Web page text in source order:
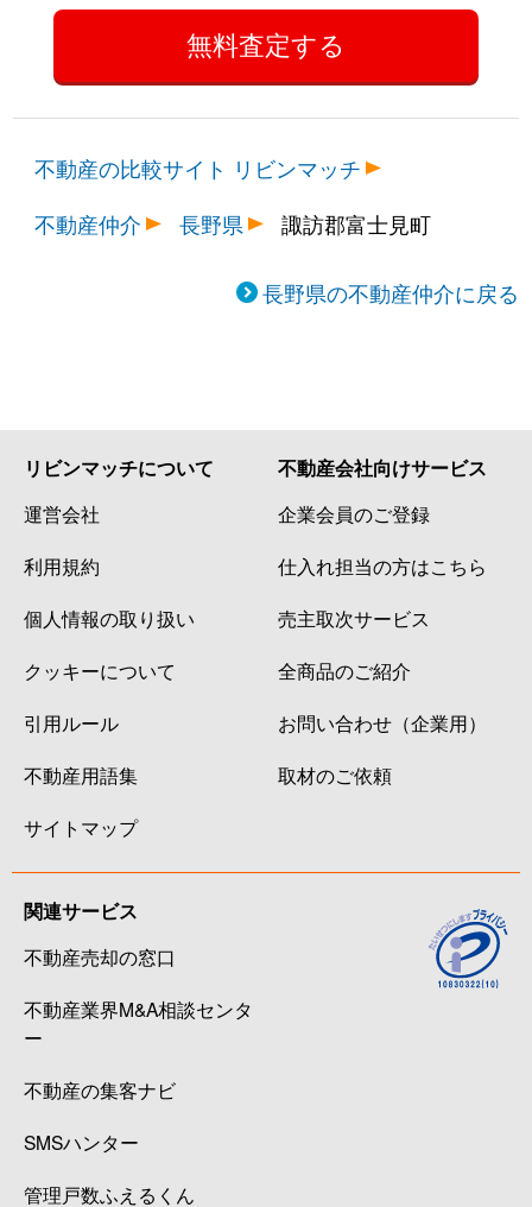
不動産の比較サイト リビンマッチ
不動産仲介
長野県 諏訪郡富士見町
長野県の不動産仲介に戻る
リビンマッチについて
運営会社
利用規約
個人情報の取り扱い
クッキーについて
引用ルール
不動産用語集
サイトマップ
不動産会社向けサービス
企業会員のご登録
仕入れ担当の方はこちら
売主取次サービス
全商品のご紹介
お問い合わせ（企業用）
取材のご依頼
関連サービス
不動産売却の窓口
不動産業界M&A相談センタ
ー
不動産の集客ナビ
SMSハンター
管理戸数ふえるくん